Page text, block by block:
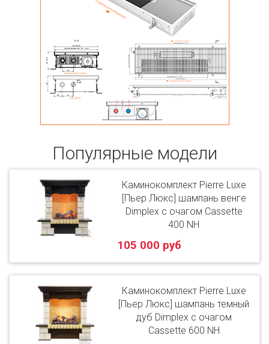
Популярные модели
Каминокомплект Pierre Luxe
[Пьер Люкс] шампань венге
Dimplex с очагом Cassette
400 NH
105 000 руб
Каминокомплект Pierre Luxe
[Пьер Люкс] шампань темный
дуб Dimplex с очагом
Cassette 600 NH